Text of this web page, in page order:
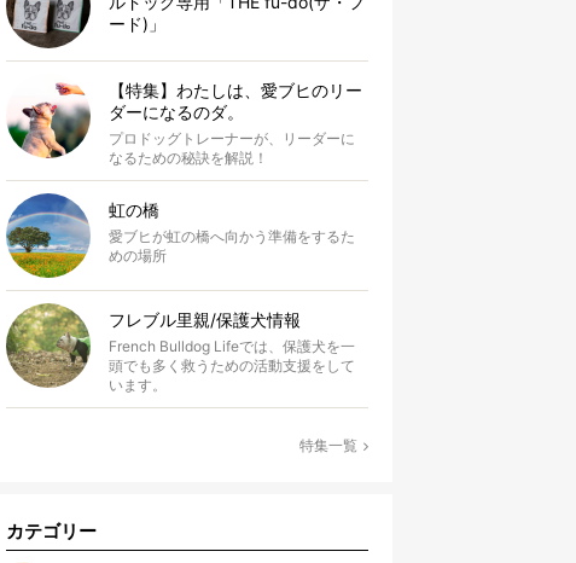
ード)」
【特集】わたしは、愛ブヒのリー
ダーになるのダ。
プロドッグトレーナーが、リーダーに
なるための秘訣を解説！
虹の橋
愛ブヒが虹の橋へ向かう準備をするた
めの場所
フレブル里親/保護犬情報
French Bulldog Lifeでは、保護犬を一
頭でも多く救うための活動支援をして
います。
特集一覧
カテゴリー